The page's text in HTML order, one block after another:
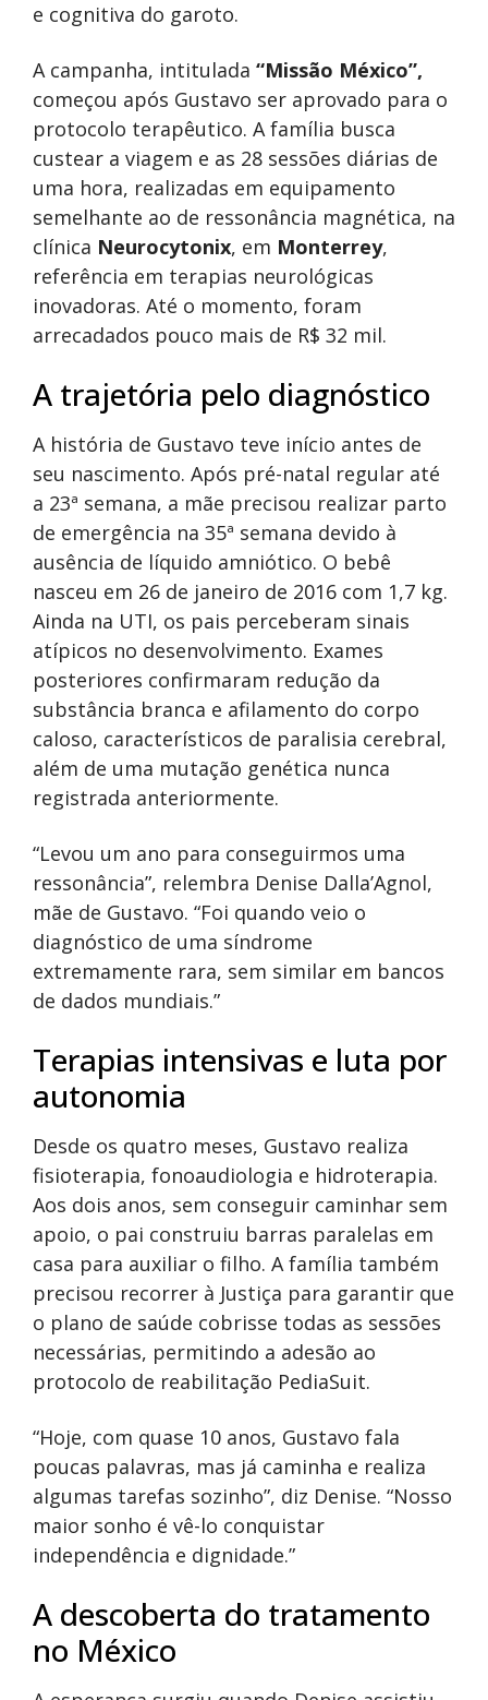
e cognitiva do garoto.
A campanha, intitulada “Missão México”,
começou após Gustavo ser aprovado para o
protocolo terapêutico. A família busca
custear a viagem e as 28 sessões diárias de
uma hora, realizadas em equipamento
semelhante ao de ressonância magnética, na
clínica Neurocytonix, em Monterrey,
referência em terapias neurológicas
inovadoras. Até o momento, foram
arrecadados pouco mais de R$ 32 mil.
A trajetória pelo diagnóstico
A história de Gustavo teve início antes de
seu nascimento. Após pré-natal regular até
a 23ª semana, a mãe precisou realizar parto
de emergência na 35ª semana devido à
ausência de líquido amniótico. O bebê
nasceu em 26 de janeiro de 2016 com 1,7 kg.
Ainda na UTI, os pais perceberam sinais
atípicos no desenvolvimento. Exames
posteriores confirmaram redução da
substância branca e afilamento do corpo
caloso, característicos de paralisia cerebral,
além de uma mutação genética nunca
registrada anteriormente.
“Levou um ano para conseguirmos uma
ressonância”, relembra Denise Dalla’Agnol,
mãe de Gustavo. “Foi quando veio o
diagnóstico de uma síndrome
extremamente rara, sem similar em bancos
de dados mundiais.”
Terapias intensivas e luta por
autonomia
Desde os quatro meses, Gustavo realiza
fisioterapia, fonoaudiologia e hidroterapia.
Aos dois anos, sem conseguir caminhar sem
apoio, o pai construiu barras paralelas em
casa para auxiliar o filho. A família também
precisou recorrer à Justiça para garantir que
o plano de saúde cobrisse todas as sessões
necessárias, permitindo a adesão ao
protocolo de reabilitação PediaSuit.
“Hoje, com quase 10 anos, Gustavo fala
poucas palavras, mas já caminha e realiza
algumas tarefas sozinho”, diz Denise. “Nosso
maior sonho é vê-lo conquistar
independência e dignidade.”
A descoberta do tratamento
no México